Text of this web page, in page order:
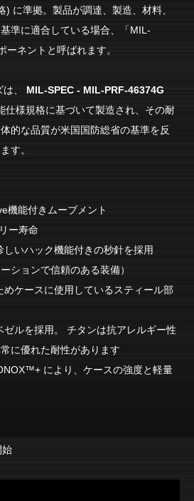
に準拠。製品が調達、製造、材料、
準に適合している場合、「MIL-
ーネントと呼ばれます。
、 MIL-SPEC - MIL-PRF-46374G
仕様規格に基づいて製造され、その耐
的な品質が米国国防総省の基準を反
す。
機能付きムーブメント
ー寿命
しいハック機能付きの秒針を採用
ションで信頼のある装備）
めケースに使用しているスティール部
ゼルを採用。 チタンは抗アレルギー性
に優れた耐性があります
により、ケースの強度と軽量
始